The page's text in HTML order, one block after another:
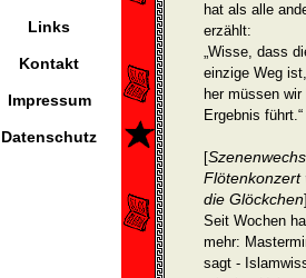
Links
Kontakt
Impressum
Datenschutz
hat als alle
erzählt:
„Wisse, dass
einzige Weg
her müssen
Ergebnis führt.“
[
Flötenkonzert
die Glöckchen]
Seit Wochen
mehr:
sagt -